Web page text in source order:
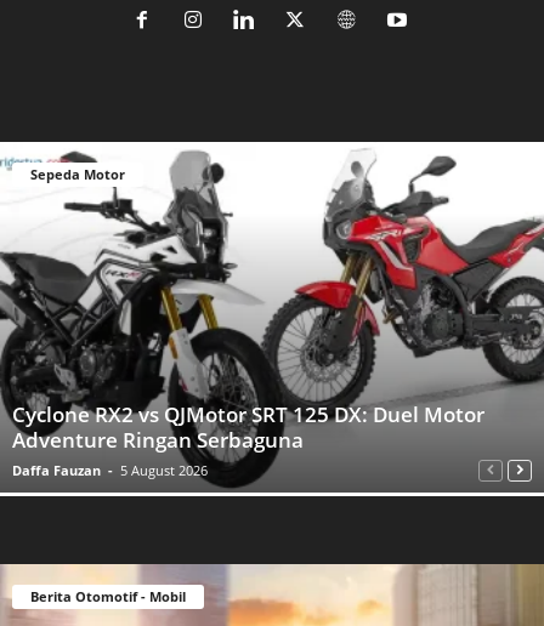
Sepeda Motor
Cyclone RX2 vs QJMotor SRT 125 DX: Duel Motor
Adventure Ringan Serbaguna
Daffa Fauzan - 5 August 2026
Berita Otomotif - Mobil